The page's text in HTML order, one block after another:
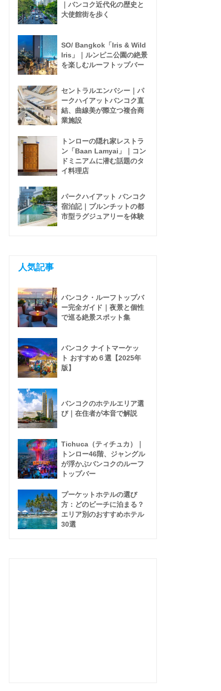
｜バンコク近代化の歴史と
大使館街を歩く
SO/ Bangkok「Iris & Wild
Iris」｜ルンピニ公園の絶景
を楽しむルーフトップバー
セントラルエンバシー｜パ
ークハイアットバンコク直
結、曲線美が際立つ複合商
業施設
トンローの隠れ家レストラ
ン「Baan Lamyai」｜コン
ドミニアムに潜む話題のタ
イ料理店
パークハイアット バンコク
宿泊記｜プルンチットの都
市型ラグジュアリーを体験
人気記事
バンコク・ルーフトップバ
ー完全ガイド｜夜景と個性
で巡る絶景スポット集
バンコク ナイトマーケッ
ト おすすめ６選【2025年
版】
バンコクのホテルエリア選
び｜在住者が本音で解説
Tichuca（ティチュカ）｜
トンロー46階、ジャングル
が浮かぶバンコクのルーフ
トップバー
プーケットホテルの選び
方：どのビーチに泊まる？
エリア別のおすすめホテル
30選